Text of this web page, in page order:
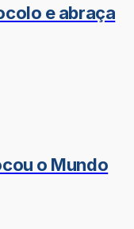
e abraça
o Mundo